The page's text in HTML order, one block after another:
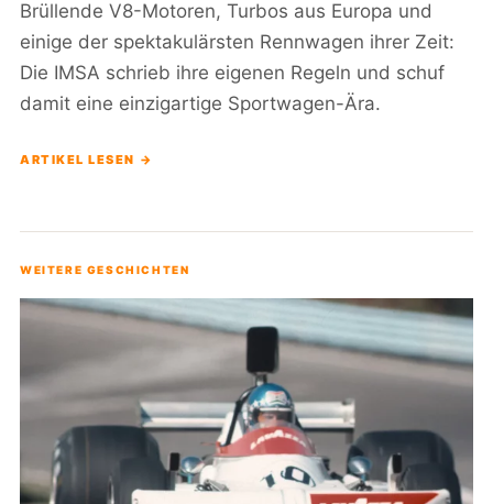
Brüllende V8-Motoren, Turbos aus Europa und
einige der spektakulärsten Rennwagen ihrer Zeit:
Die IMSA schrieb ihre eigenen Regeln und schuf
damit eine einzigartige Sportwagen-Ära.
ARTIKEL LESEN →
WEITERE GESCHICHTEN